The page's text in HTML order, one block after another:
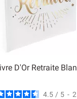
D'Or Retraite
4.5 / 5 - 2